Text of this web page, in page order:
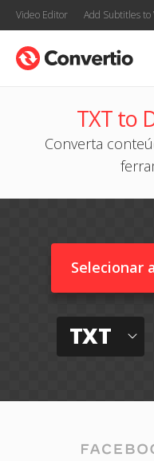
Video Editor Add Subtitles to
TXT to
Converta
Selecionar
TXT